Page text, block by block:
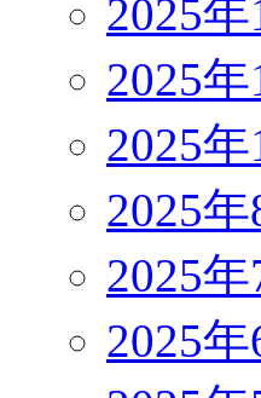
2025年
2025年
2025年
2025年
2025年
2025年